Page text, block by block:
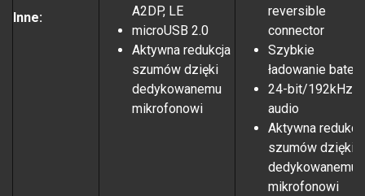
Inne:
A2DP, LE
microUSB 2.0
Aktywna redukcja
szumów dzięki
dedykowanemu
mikrofonowi
reversible
connector
Szybkie
ładowanie baterii
24-bit/192kHz
audio
Aktywna
szumów dzięki
dedykowanemu
mikrofonowi